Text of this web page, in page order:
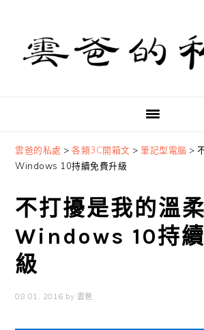
primary
navigation
content
primary
sidebar
雲爸的私處 >各類3C開箱文 >筆記型電腦 >
Windows 10持續免費升級
不打擾是我的溫
Windows 10持
級
08 01, 2016 by 雲爸